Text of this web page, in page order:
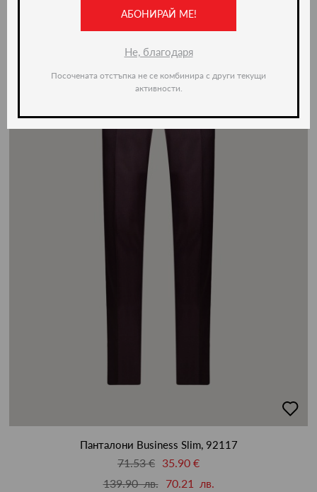
в
Панталони Business Slim, 92117
71.53 € 35.90 €
139.90 лв.
70.21 лв.
АБОНИРАЙ МЕ!
Не, благодаря
Посочената отстъпка не се комбинира с други текущи
активности.